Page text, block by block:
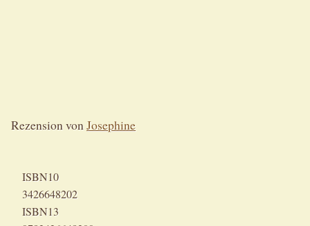
Rezension vonJosephine
ISBN10
3426648202
ISBN13